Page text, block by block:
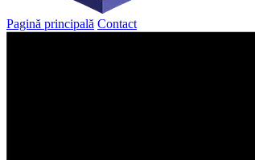
Pagină principală Contact